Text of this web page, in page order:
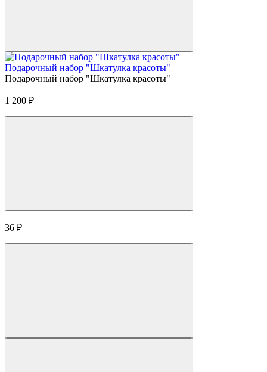
Подарочный набор "Шкатулка красоты"
Подарочный набор "Шкатулка красоты"
1 200 ₽
36 ₽